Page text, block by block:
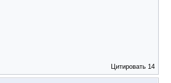
Цитировать 14